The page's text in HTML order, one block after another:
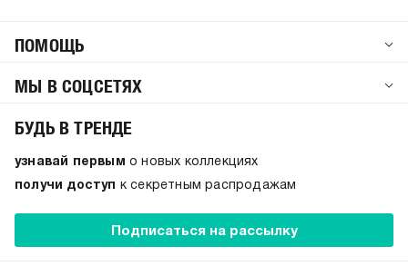
ПОМОЩЬ
МЫ В СОЦСЕТЯХ
БУДЬ В ТРЕНДЕ
узнавай первым о новых коллекциях
получи доступ
к секретным распродажам
Подписаться на рассылку